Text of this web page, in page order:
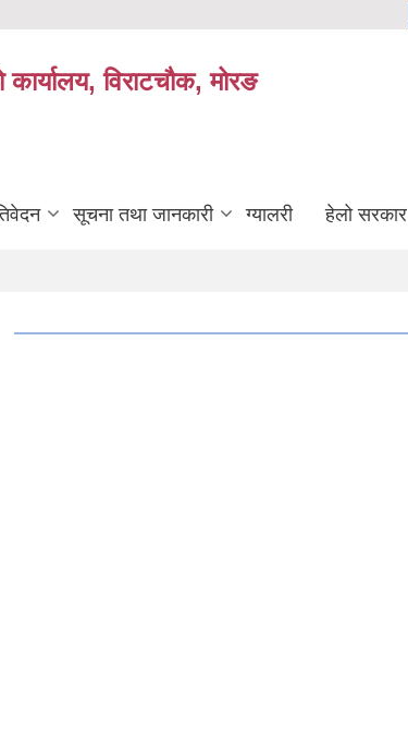
विराटचौक, मोरङ
सूचना तथा जानकारी ग्यालरी हेलो सरकार